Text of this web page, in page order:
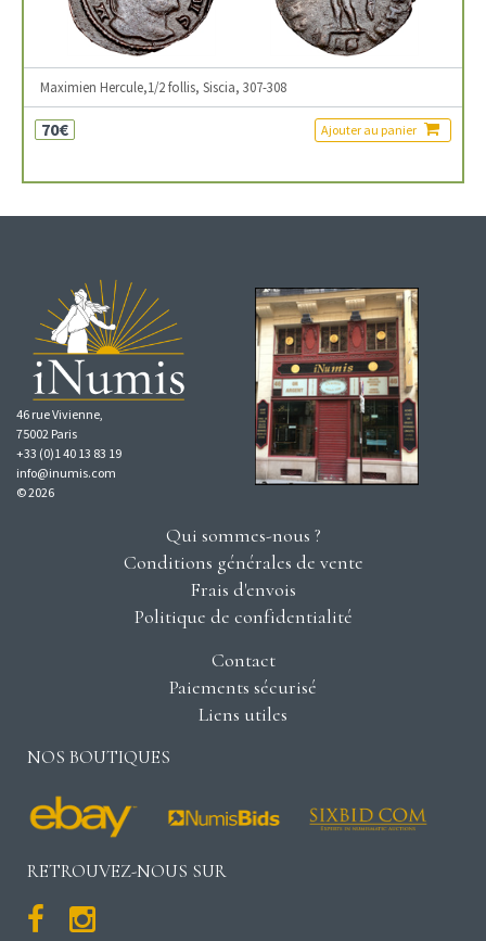
Maximien Hercule,1/2 follis, Siscia, 307-308
70€ Ajouter au panier
46 rue Vivienne,
75002 Paris
+33 (0)1 40 13 83 19
info@inumis.com
© 2026
Qui sommes-nous ?
Conditions générales de vente
Frais d'envois
Politique de confidentialité
Contact
Paiements sécurisé
Liens utiles
NOS BOUTIQUES
RETROUVEZ-NOUS SUR